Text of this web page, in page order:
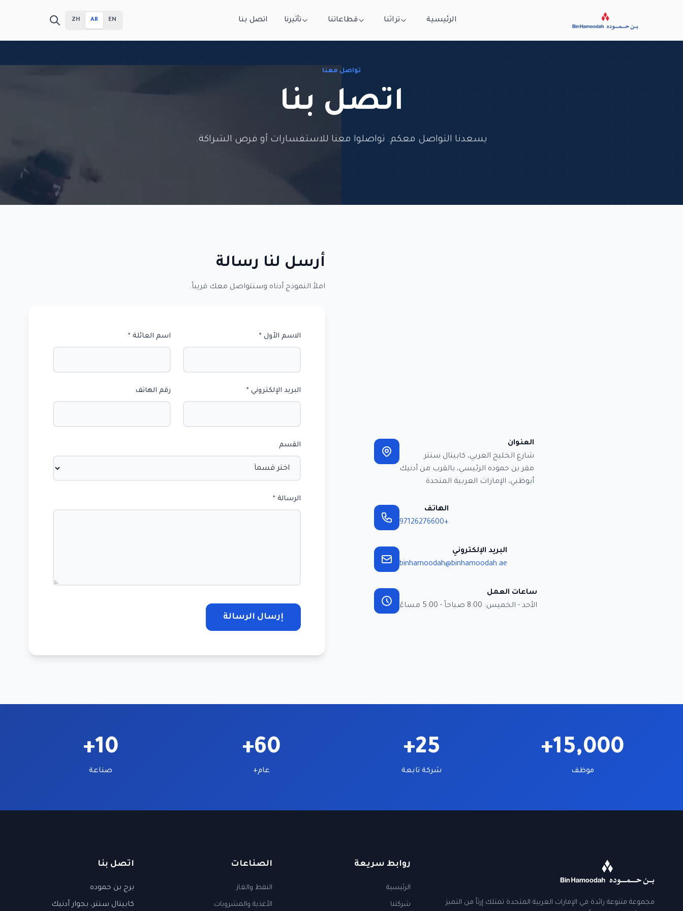
الرئيسية تراثنا قطاعاتنا تأثيرنا اتصل بنا EN
AR
ZH
تواصل معنا
اتصل بنا
يسعدنا التواصل معكم. تواصلوا معنا للاستفسارات أو فرص الشراكة.
العنوان
شارع الخليج العربي، كابيتال سنتر
مقر بن حموده الرئيسي، بالقرب من أدنيك
أبوظبي، الإمارات العربية المتحدة
الهاتف
+97126276600
البريد الإلكتروني
binhamoodah@binhamoodah.ae
ساعات العمل
الأحد - الخميس: 8:00 صباحاً - 5:00 مساءً
أرسل لنا رسالة
املأ النموذج أدناه وسنتواصل معك قريباً.
الاسم الأول * اسم العائلة *
البريد الإلكتروني * رقم الهاتف
القسم
الرسالة *
إرسال الرسالة
15,000+
موظف
25+
شركة تابعة
60+
عام+
10+
صناعة
مجموعة متنوعة رائدة في الإمارات العربية المتحدة تمتلك إرثاً من التميز
روابط سريعة
الرئيسية
شركتنا
الصناعات
النفط والغاز
الأغذية والمشروبات
اتصل بنا
برج بن حموده
كابيتال سنتر، بجوار أدنيك